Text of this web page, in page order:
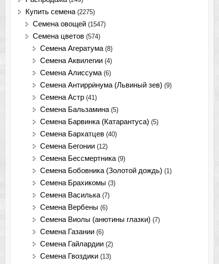
Купить семена (2275)
Семена овощей (1547)
Семена цветов (574)
Семена Агератума (8)
Семена Аквилегии (4)
Семена Алиссума (6)
Семена Антирри́нума (Львиный зев) (9)
Семена Астр (41)
Семена Бальзамина (5)
Семена Барвинка (Катарантуса) (5)
Семена Бархатцев (40)
Семена Бегонии (12)
Семена Бессмертника (9)
Семена Бобовника (Золотой дождь) (1)
Семена Брахикомы (3)
Семена Василька (7)
Семена Вербены (6)
Семена Виолы (анютины глазки) (7)
Семена Газании (6)
Семена Гайлардии (2)
Семена Гвоздики (13)